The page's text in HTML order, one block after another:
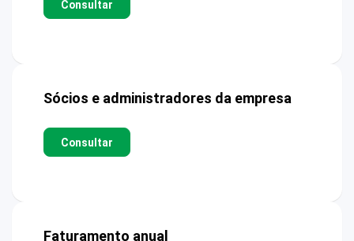
Consultar
Sócios e administradores da empresa
Consultar
Faturamento anual